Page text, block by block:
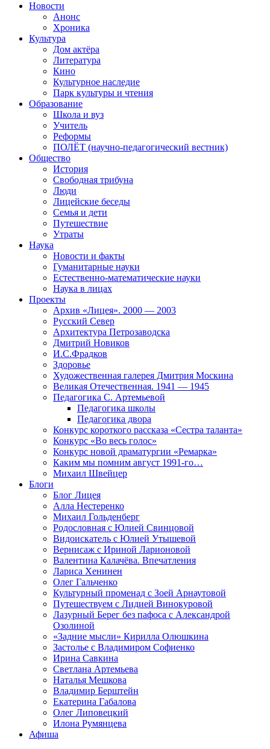
Новости
Анонс
Хроника
Культура
Дом актёра
Литература
Кино
Культурное наследие
Парк культуры и чтения
Образование
Школа и вуз
Учитель
Реформы
ПОЛЁТ (научно-педагогический вестник)
Общество
История
Свободная трибуна
Люди
Лицейские беседы
Семья и дети
Путешествие
Утраты
Наука
Новости и факты
Гуманитарные науки
Естественно-математические науки
Наука в лицах
Проекты
Архив «Лицея». 2000 — 2003
Русский Север
Архитектура Петрозаводска
Дмитрий Новиков
И.С.Фрадков
Здоровье
Художественная галерея Дмитрия Москина
Великая Отечественная. 1941 — 1945
Педагогика С. Артемьевой
Педагогика школы
Педагогика двора
Конкурс короткого рассказа «Сестра таланта»
Конкурс «Во весь голос»
Конкурс новой драматургии «Ремарка»
Каким мы помним август 1991-го…
Михаил Швейцер
Блоги
Блог Лицея
Алла Нестеренко
Михаил Гольденберг
Родословная с Юлией Свинцовой
Видоискатель с Юлией Утышевой
Вернисаж с Ириной Ларионовой
Валентина Калачёва. Впечатления
Лариса Хенинен
Олег Гальченко
Культурный променад с Зоей Арнаутовой
Путешествуем с Лидией Винокуровой
Лазурный Берег без пафоса с Александрой
Озолиной
«Задние мысли» Кирилла Олюшкина
Застолье с Владимиром Софиенко
Ирина Савкина
Светлана Артемьева
Наталья Мешкова
Владимир Берштейн
Екатерина Габалова
Олег Липовецкий
Илона Румянцева
Афиша